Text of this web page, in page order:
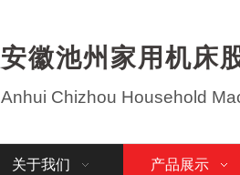
安徽池州家用机床
Anhui Chizhou Household
关于我们 产品展示